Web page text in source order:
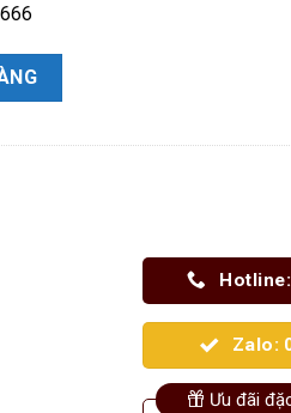
bong sắc nét dát vàng Loại 1
Zalo:
Ưu đãi